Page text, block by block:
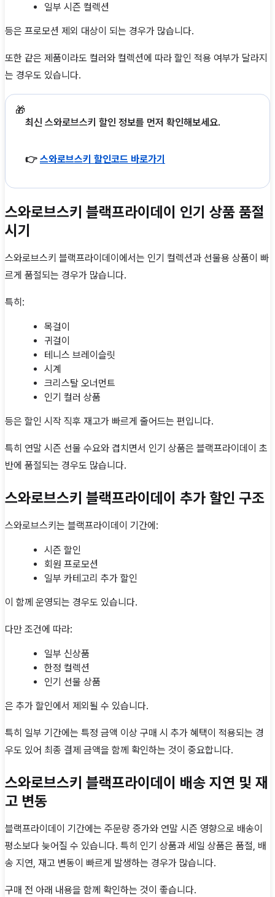
일부 시즌 컬렉션
등은 프로모션 제외 대상이 되는 경우가 많습니다.
또한 같은 제품이라도 컬러와 컬렉션에 따라 할인 적용 여부가 달라지
는 경우도 있습니다.
🎁
최신 스와로브스키 할인 정보를 먼저 확인해보세요.
👉 스와로브스키 할인코드 바로가기
스와로브스키 블랙프라이데이 인기 상품 품절
시기
스와로브스키 블랙프라이데이에서는 인기 컬렉션과 선물용 상품이 빠
르게 품절되는 경우가 많습니다.
특히:
목걸이
귀걸이
테니스 브레이슬릿
시계
크리스탈 오너먼트
인기 컬러 상품
등은 할인 시작 직후 재고가 빠르게 줄어드는 편입니다.
특히 연말 시즌 선물 수요와 겹치면서 인기 상품은 블랙프라이데이 초
반에 품절되는 경우도 많습니다.
스와로브스키 블랙프라이데이 추가 할인 구조
스와로브스키는 블랙프라이데이 기간에:
시즌 할인
회원 프로모션
일부 카테고리 추가 할인
이 함께 운영되는 경우도 있습니다.
다만 조건에 따라:
일부 신상품
한정 컬렉션
인기 선물 상품
은 추가 할인에서 제외될 수 있습니다.
특히 일부 기간에는 특정 금액 이상 구매 시 추가 혜택이 적용되는 경
우도 있어 최종 결제 금액을 함께 확인하는 것이 중요합니다.
스와로브스키 블랙프라이데이 배송 지연 및 재
고 변동
블랙프라이데이 기간에는 주문량 증가와 연말 시즌 영향으로 배송이
평소보다 늦어질 수 있습니다. 특히 인기 상품과 세일 상품은 품절, 배
송 지연, 재고 변동이 빠르게 발생하는 경우가 많습니다.
구매 전 아래 내용을 함께 확인하는 것이 좋습니다.